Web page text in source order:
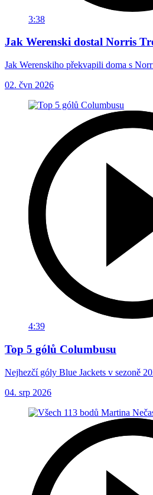
3:38
Jak Werenski dostal Norris
Jak Werenskiho překvapili doma s
02. čvn 2026
4:39
Top 5 gólů Columbusu
Nejhezčí góly Blue Jackets v sezoně
04. srp 2026